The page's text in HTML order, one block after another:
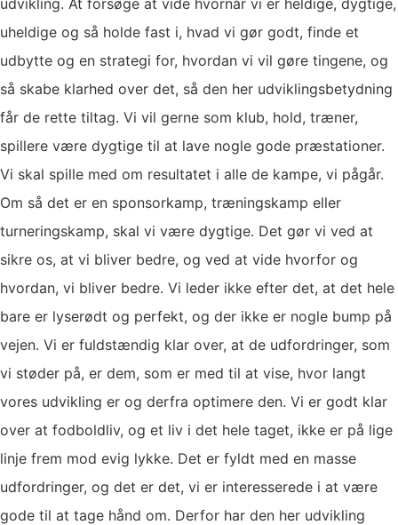
uheldige og så holde fast i, hvad vi gør godt, finde et
udbytte og en strategi for, hvordan vi vil gøre tingene, og
så skabe klarhed over det, så den her udviklingsbetydning
får de rette tiltag. Vi vil gerne som klub, hold, træner,
spillere være dygtige til at lave nogle gode præstationer.
Vi skal spille med om resultatet i alle de kampe, vi pågår.
Om så det er en sponsorkamp, træningskamp eller
turneringskamp, skal vi være dygtige. Det gør vi ved at
sikre os, at vi bliver bedre, og ved at vide hvorfor og
hvordan, vi bliver bedre. Vi leder ikke efter det, at det hele
bare er lyserødt og perfekt, og der ikke er nogle bump på
vejen. Vi er fuldstændig klar over, at de udfordringer, som
vi støder på, er dem, som er med til at vise, hvor langt
vores udvikling er og derfra optimere den. Vi er godt klar
over at fodboldliv, og et liv i det hele taget, ikke er på lige
linje frem mod evig lykke. Det er fyldt med en masse
udfordringer, og det er det, vi er interesserede i at være
gode til at tage hånd om. Derfor har den her udvikling